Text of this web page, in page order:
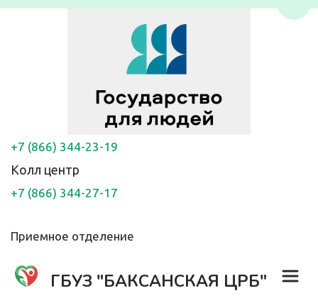
+7 (866) 344-23-19
Колл центр
+7 (866) 344-27-17
Приемное отделение
ГБУЗ "БАКСАНСКАЯ ЦРБ"